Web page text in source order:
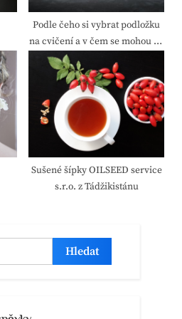
Podle čeho si vybrat podložku
na cvičení a v čem se mohou od
sebe podložky lišit? Vybírejte
důkladně!
Sušené šípky OILSEED service
s.r.o. z Tádžikistánu